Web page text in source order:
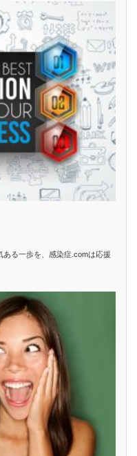
る一歩を、感染症.comは応援